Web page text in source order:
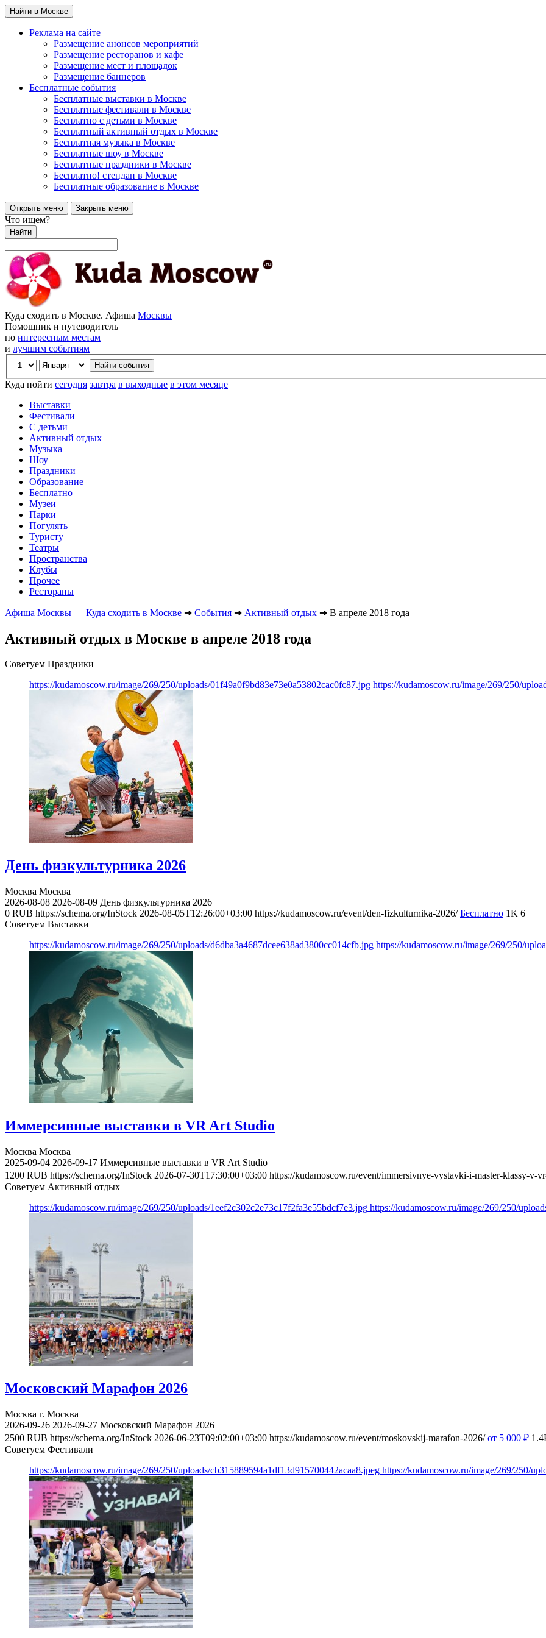
Найти в Москве
Реклама на сайте
Размещение анонсов мероприятий
Размещение ресторанов и кафе
Размещение мест и площадок
Размещение баннеров
Бесплатные события
Бесплатные выставки в Москве
Бесплатные фестивали в Москве
Бесплатно с детьми в Москве
Бесплатный активный отдых в Москве
Бесплатная музыка в Москве
Бесплатные шоу в Москве
Бесплатные праздники в Москве
Бесплатно! стендап в Москве
Бесплатные образование в Москве
Открыть меню Закрыть меню
Что ищем?
Найти
Куда сходить в Москве. Афиша Москвы
Помощник и путеводитель
по интересным местам
и лучшим событиям
Куда пойти сегодня завтра в выходные в этом месяце
Выставки
Фестивали
С детьми
Активный отдых
Музыка
Шоу
Праздники
Образование
Бесплатно
Музеи
Парки
Погулять
Туристу
Театры
Пространства
Клубы
Прочее
Рестораны
Афиша Москвы — Куда сходить в Москве ➔ События ➔ Активный отдых ➔ В апреле 2018 года
Активный отдых в Москве в апреле 2018 года
Советуем Праздники
https://kudamoscow.ru/image/269/250/uploads/01f49a0f9bd83e73e0a53802cac0fc87.jpg https://kudamoscow.ru/image/269/250/
День физкультурника 2026
Москва Москва
2026-08-08 2026-08-09 День физкультурника 2026
0 RUB https://schema.org/InStock 2026-08-05T12:26:00+03:00 https://kudamoscow.ru/event/den-fizkulturnika-2026/ Бесплатно 1K 6
Советуем Выставки
https://kudamoscow.ru/image/269/250/uploads/d6dba3a4687dcee638ad3800cc014cfb.jpg https://kudamoscow.ru/image/269/250/
Иммерсивные выставки в VR Art Studio
Москва Москва
2025-09-04 2026-09-17 Иммерсивные выставки в VR Art Studio
1200 RUB https://schema.org/InStock 2026-07-30T17:30:00+03:00 https://kudamoscow.ru/event/immersivnye-vystavki-i-master-klassy-v-
Советуем Активный отдых
https://kudamoscow.ru/image/269/250/uploads/1eef2c302c2e73c17f2fa3e55bdcf7e3.jpg https://kudamoscow.ru/image/269/250/
Московский Марафон 2026
Москва г. Москва
2026-09-26 2026-09-27 Московский Марафон 2026
2500 RUB https://schema.org/InStock 2026-06-23T09:02:00+03:00 https://kudamoscow.ru/event/moskovskij-marafon-2026/ от 5 000 ₽
Советуем Фестивали
https://kudamoscow.ru/image/269/250/uploads/cb315889594a1df13d915700442acaa8.jpeg https://kudamoscow.ru/image/269/250/